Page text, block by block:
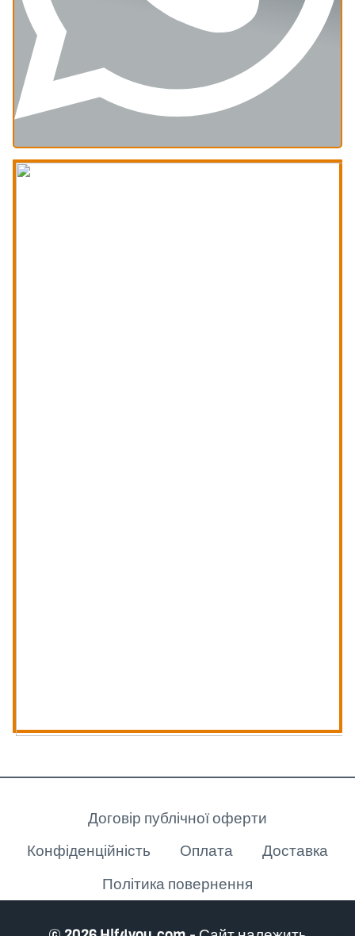
Договір публічної оферти
Конфіденційність
Оплата
Доставка
Політика повернення